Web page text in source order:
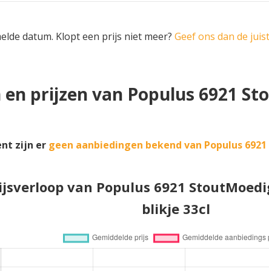
datum. Klopt een prijs niet meer? Geef ons dan de
prijzen van Populus 6921
zijn er geen aanbiedingen bekend van Populus
van Populus 6921
blikje 33cl